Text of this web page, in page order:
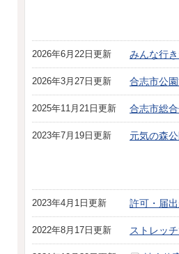
2026年6月22日更新 みんな行
2026年3月27日更新 合志市公
2025年11月21日更新 合志市総
2023年7月19日更新 元気の森
2023年4月1日更新 許可・届
2022年8月17日更新 ストレッ